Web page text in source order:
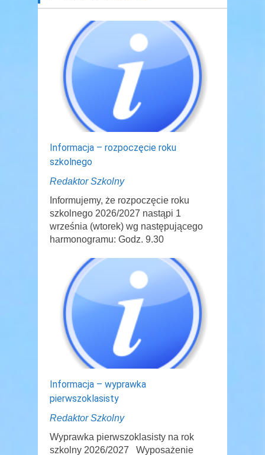
Informacja – rozpoczęcie roku
szkolnego
Redaktor Szkolny
Informujemy, że rozpoczęcie roku
szkolnego 2026/2027 nastąpi 1
września (wtorek) wg następującego
harmonogramu: Godz. 9.30
Informacja – wyprawka
pierwszoklasisty
Redaktor Szkolny
Wyprawka pierwszoklasisty na rok
szkolny 2026/2027 Wyposażenie